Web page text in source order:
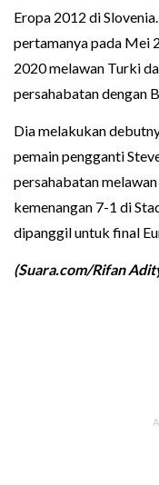
Eropa 2012 di
pertamanya pada Mei
2020 melawan Turki
persahabatan dengan
Dia melakukan
pemain pengganti
persahabatan
kemenangan 7-1 di
dipanggil untuk final
(Suara.com/Rifan